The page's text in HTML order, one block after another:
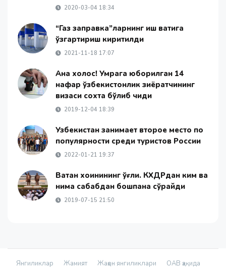
2020-03-04 18:34
“Газ заправка”ларнинг иш вақтига
ўзгартириш киритилди
2021-11-18 17:07
Ана холос! Умрага юборилган 14
нафар ўзбекистонлик зиёратчининг
визаси сохта бўлиб чиқди
2019-12-04 18:39
Узбекистан занимает второе место по
популярности среди туристов России
2022-01-21 19:37
Ватан хоинининг ўғли. КХДРдан ким ва
нима сабабдан бошпана сўрайди
2019-07-15 21:50
Янгиликлар Жамият Жаҳон янгиликлари
ОАВ ҳақида